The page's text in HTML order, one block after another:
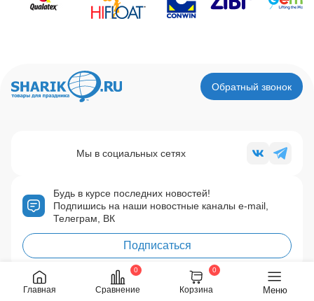
Главная Сравнение
0
Корзина
0
Меню
Обратный звонок
Будь в курсе последних новостей!
Подпишись на наши новостные каналы e-mail,
Телеграм, ВК
Подписаться
Мы в социальных сетях
Регионы: (495) 748-0177